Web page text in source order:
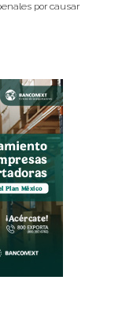
por causar